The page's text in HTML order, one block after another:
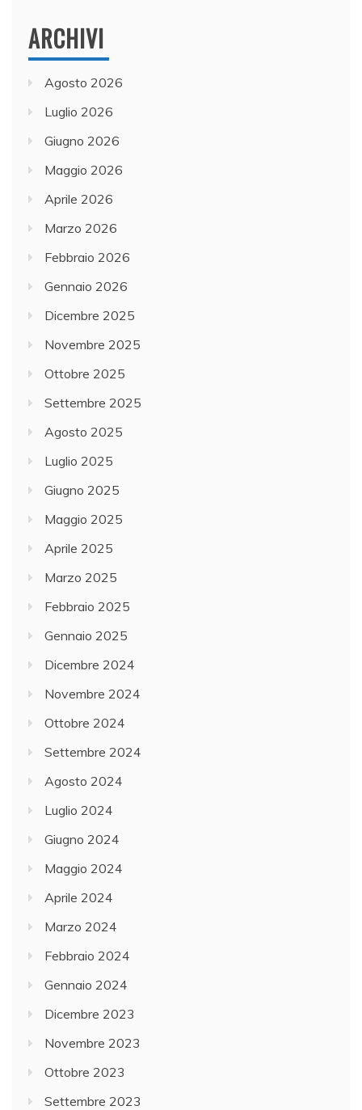
ARCHIVI
Agosto 2026
Luglio 2026
Giugno 2026
Maggio 2026
Aprile 2026
Marzo 2026
Febbraio 2026
Gennaio 2026
Dicembre 2025
Novembre 2025
Ottobre 2025
Settembre 2025
Agosto 2025
Luglio 2025
Giugno 2025
Maggio 2025
Aprile 2025
Marzo 2025
Febbraio 2025
Gennaio 2025
Dicembre 2024
Novembre 2024
Ottobre 2024
Settembre 2024
Agosto 2024
Luglio 2024
Giugno 2024
Maggio 2024
Aprile 2024
Marzo 2024
Febbraio 2024
Gennaio 2024
Dicembre 2023
Novembre 2023
Ottobre 2023
Settembre 2023